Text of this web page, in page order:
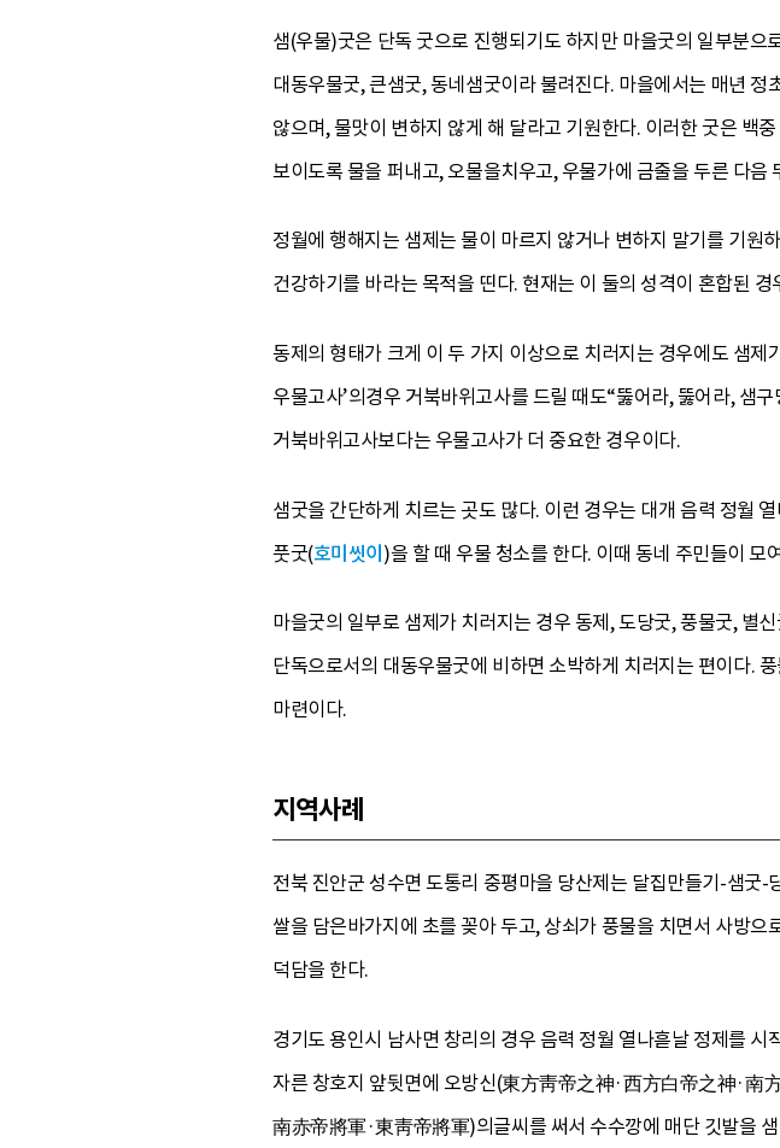
샘(우물)굿은 단독 굿으로 진행되기도 하지만 마을굿의 일부분
대동우물굿, 큰샘굿, 동네샘굿이라 불려진다. 마을에서는 매년
않으며, 물맛이 변하지 않게 해 달라고 기원한다. 이러한 굿은 백
보이도록 물을 퍼내고, 오물을치우고, 우물가에 금줄을 두른 다
정월에 행해지는 샘제는 물이 마르지 않거나 변하지 말기를 기원
건강하기를 바라는 목적을 띤다. 현재는 이 둘의 성격이 혼합된 경
동제의 형태가 크게 이 두 가지 이상으로 치러지는 경우에도 샘
우물고사’의경우 거북바위고사를 드릴 때도“뚫어라, 뚫어라, 샘
거북바위고사보다는 우물고사가 더 중요한 경우이다.
샘굿을 간단하게 치르는 곳도 많다. 이런 경우는 대개 음력 정월
풋굿(호미씻이)을 할 때 우물 청소를 한다. 이때 동네 주민들이
마을굿의 일부로 샘제가 치러지는 경우 동제, 도당굿, 풍물굿, 별
단독으로서의 대동우물굿에 비하면 소박하게 치러지는 편이다.
마련이다.
지역사례
전북 진안군 성수면 도통리 중평마을 당산제는 달집만들기-샘굿
쌀을 담은바가지에 초를 꽂아 두고, 상쇠가 풍물을 치면서 사방
덕담을 한다.
경기도 용인시 남사면 창리의 경우 음력 정월 열나흗날 정제를
자른 창호지 앞뒷면에 오방신(東方靑帝之神·西方白帝之神·
南赤帝將軍·東靑帝將軍)의글씨를 써서 수수깡에 매단 깃발을